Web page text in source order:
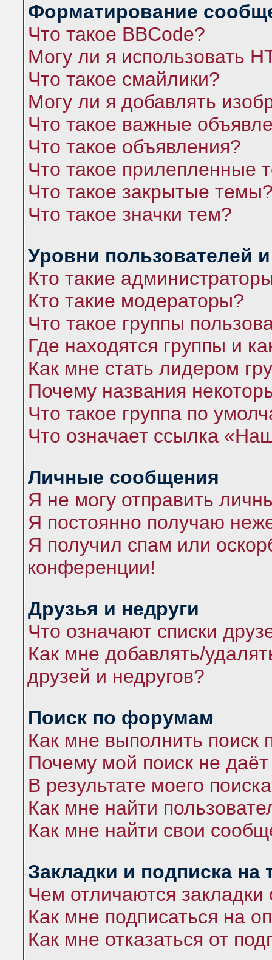
Форматирование
Что такое BBCode?
Могу ли я использовать
Что такое смайлики?
Могу ли я добавлять
Что такое важные
Что такое объявления?
Что такое прилепленные
Что такое закрытые
Что такое значки тем?
Уровни пользователей
Кто такие
Кто такие модераторы?
Что такое группы
Где находятся группы и
Как мне стать лидером
Почему названия
Что такое группа по
Что означает ссылка
Личные сообщения
Я не могу отправить
Я постоянно получаю
Я получил спам или
конференции!
Друзья и недруги
Что означают списки
Как мне добавлять/
друзей и недругов?
Поиск по форумам
Как мне выполнить
Почему мой поиск не даёт
В результате моего
Как мне найти
Как мне найти свои
Закладки и подписка на
Чем отличаются закладки
Как мне подписаться на
Как мне отказаться от